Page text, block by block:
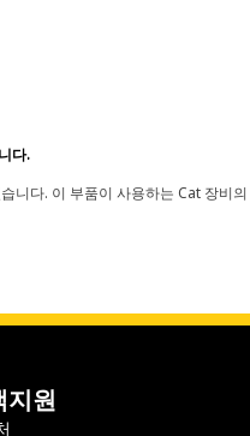
다.
니다. 이 부품이 사용하는 Cat 장
지원